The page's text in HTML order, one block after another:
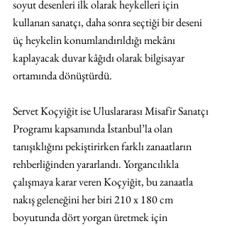
soyut desenleri ilk olarak heykelleri için
kullanan sanatçı, daha sonra seçtiği bir deseni
üç heykelin konumlandırıldığı mekânı
kaplayacak duvar kâğıdı olarak bilgisayar
ortamında dönüştürdü.
Servet Koçyiğit ise Uluslararası Misafir Sanatçı
Programı kapsamında İstanbul’la olan
tanışıklığını pekiştirirken farklı zanaatların
rehberliğinden yararlandı. Yorgancılıkla
çalışmaya karar veren Koçyiğit, bu zanaatla
nakış geleneğini her biri 210 x 180 cm
boyutunda dört yorgan üretmek için